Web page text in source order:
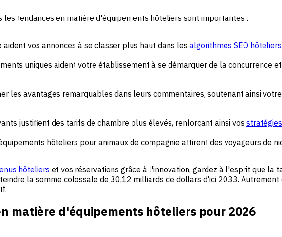
tendances en matière d'équipements hôteliers sont importantes :
vos annonces à se classer plus haut dans les algorithmes SEO hôteliers
uniques aident votre établissement à se démarquer de la concurrence
les avantages remarquables dans leurs commentaires, soutenant ainsi votre
justifient des tarifs de chambre plus élevés, renforçant ainsi vos
hôteliers pour animaux de compagnie attirent des voyageurs de
hôteliers et vos réservations grâce à l'innovation, gardez à l'esprit que la
la somme colossale de 30,12 milliards de dollars d'ici 2033.
matière d'équipements hôteliers pour 2026